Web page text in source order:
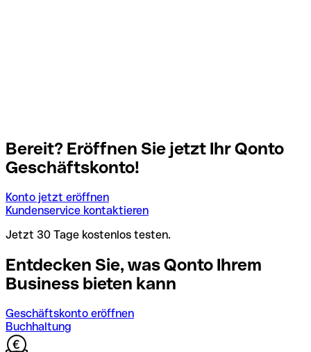
Bereit? Eröffnen Sie jetzt Ihr Qonto
Geschäftskonto!
Konto jetzt eröffnen
Kundenservice kontaktieren
Jetzt 30 Tage kostenlos testen.
Entdecken Sie, was Qonto Ihrem
Business bieten kann
Geschäftskonto eröffnen
Buchhaltung